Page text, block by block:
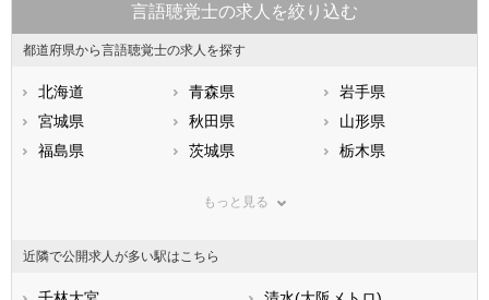
言語聴覚士の求人を絞り込む
都道府県から言語聴覚士の求人を探す
北海道 青森県
岩手県
宮城県
秋田県
山形県
福島県
茨城県
栃木県
神奈川県
石川県
福井県
もっと見る
近隣で公開求人が多い駅はこちら